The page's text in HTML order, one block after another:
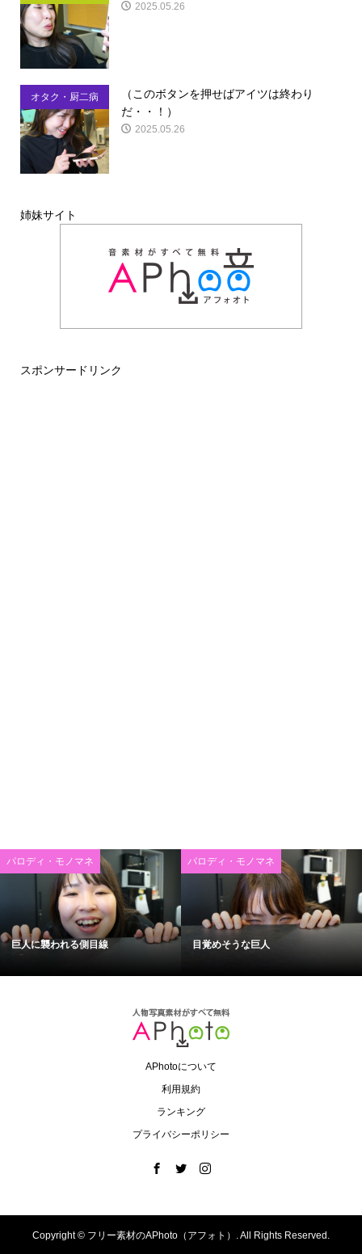
2025.05.26
オタク・厨二病
（このボタンを押せばアイツは終わり
だ・・！）
2025.05.26
姉妹サイト
スポンサードリンク
パロディ・モノマネ
巨人に襲われる側目線
パロディ・モノマネ
目覚めそうな巨人
APhotoについて
利用規約
ランキング
プライバシーポリシー
Copyright © フリー素材のAPhoto（アフォト）. All Rights Reserved.